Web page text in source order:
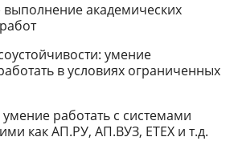
выполнение академических
умение
в условиях ограниченных
работать с системами
как АП.РУ, АП.ВУЗ, ЕТЕХ и т.д.